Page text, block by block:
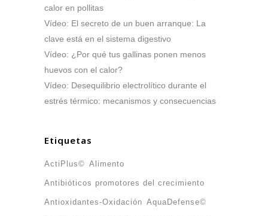
calor en pollitas
Vídeo: El secreto de un buen arranque: La
clave está en el sistema digestivo
Vídeo: ¿Por qué tus gallinas ponen menos
huevos con el calor?
Vídeo: Desequilibrio electrolítico durante el
estrés térmico: mecanismos y consecuencias
Etiquetas
ActiPlus© Alimento
Antibióticos promotores del crecimiento
Antioxidantes-Oxidación AquaDefense©